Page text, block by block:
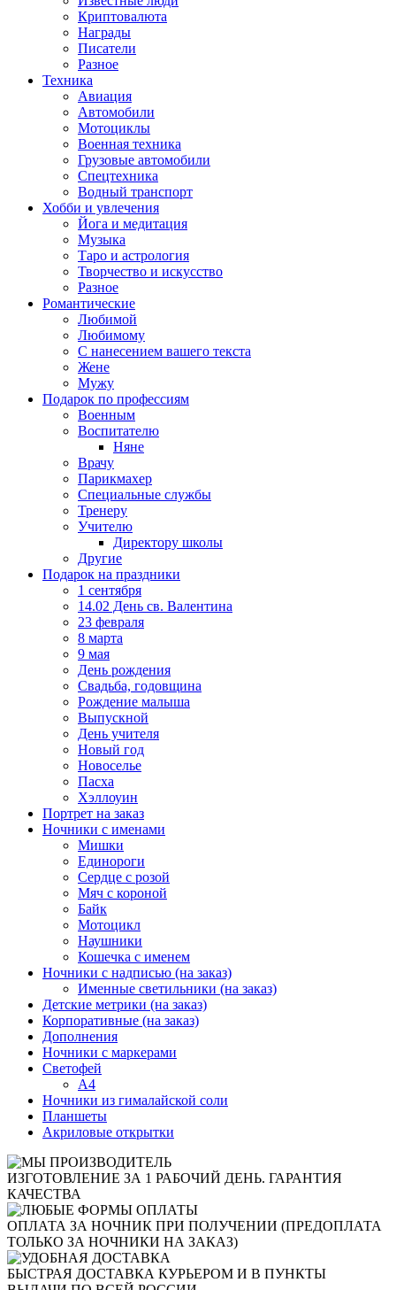
Криптовалюта
Награды
Писатели
Разное
Техника
Авиация
Автомобили
Мотоциклы
Военная техника
Грузовые автомобили
Спецтехника
Водный транспорт
Хобби и увлечения
Йога и медитация
Музыка
Таро и астрология
Творчество и искусство
Разное
Романтические
Любимой
Любимому
С нанесением вашего текста
Жене
Мужу
Подарок по профессиям
Военным
Воспитателю
Няне
Врачу
Парикмахер
Специальные службы
Тренеру
Учителю
Директору школы
Другие
Подарок на праздники
1 сентября
14.02 День св. Валентина
23 февраля
8 марта
9 мая
День рождения
Свадьба, годовщина
Рождение малыша
Выпускной
День учителя
Новый год
Новоселье
Пасха
Хэллоуин
Портрет на заказ
Ночники с именами
Мишки
Единороги
Сердце с розой
Мяч с короной
Байк
Мотоцикл
Наушники
Кошечка с именем
Ночники с надписью (на заказ)
Именные светильники (на заказ)
Детские метрики (на заказ)
Корпоративные (на заказ)
Дополнения
Ночники с маркерами
Светофей
А4
Ночники из гималайской соли
Планшеты
Акриловые открытки
ИЗГОТОВЛЕНИЕ ЗА 1 РАБОЧИЙ ДЕНЬ. ГАРАНТИЯ
КАЧЕСТВА
ОПЛАТА ЗА НОЧНИК ПРИ ПОЛУЧЕНИИ (ПРЕДОПЛАТА
ТОЛЬКО ЗА НОЧНИКИ НА ЗАКАЗ)
БЫСТРАЯ ДОСТАВКА КУРЬЕРОМ И В ПУНКТЫ